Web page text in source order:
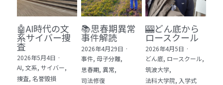
🤖AI時代の文
系サイバー捜
査
2026年5月4日 ·
AI, 文系, サイバー,
捜査, 名誉毀損
📚思春期異常
事件解読
2026年4月29日 ·
事件, 母子分離,
思春期, 異常,
司法修復
🎰どん底から
ロースクール
2026年4月5日 ·
どん底, ロースクール,
筑波大学,
法科大学院, 入学式